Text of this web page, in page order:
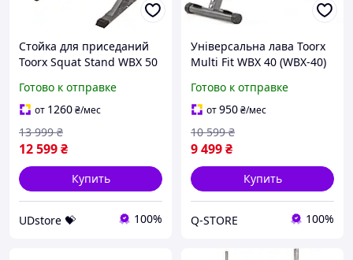
Стойка для приседаний
Toorx Squat Stand WBX 50
with-good-prices-
Готово к отправке
от 1260₴/мес
12 599₴
13 999 ₴
Купить
UDstore 💝 100%
Універсальна лава Toorx
Multi Fit WBX 40 (WBX-40)
without-problems-
Готово к отправке
от950₴/мес
9 499₴
10 599 ₴
Купить
Q-STORE 100%